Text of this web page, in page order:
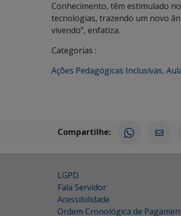
Conhecimento, têm estimulado
tecnologias, trazendo um novo
vivendo”, enfatiza.
Categorias :
Ações Pedagógicas Inclusivas,
Compartilhe:
LGPD
Fala Servidor
Acessibilidade
Ordem Cronológica de